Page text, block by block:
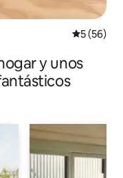
5 (56)
y unos